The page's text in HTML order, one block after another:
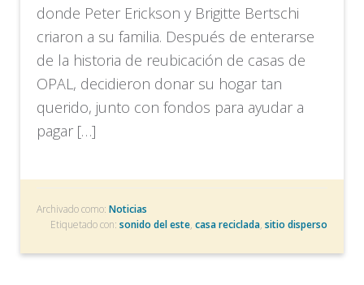
donde Peter Erickson y Brigitte Bertschi
criaron a su familia. Después de enterarse
de la historia de reubicación de casas de
OPAL, decidieron donar su hogar tan
querido, junto con fondos para ayudar a
pagar […]
Archivado como:Noticias
Etiquetado con: sonido del este, casa reciclada, sitio disperso